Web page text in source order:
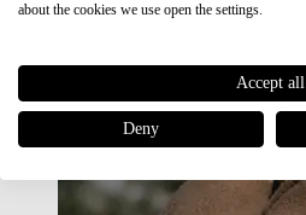
about the cookies we use open the settings.
Accept all
Deny